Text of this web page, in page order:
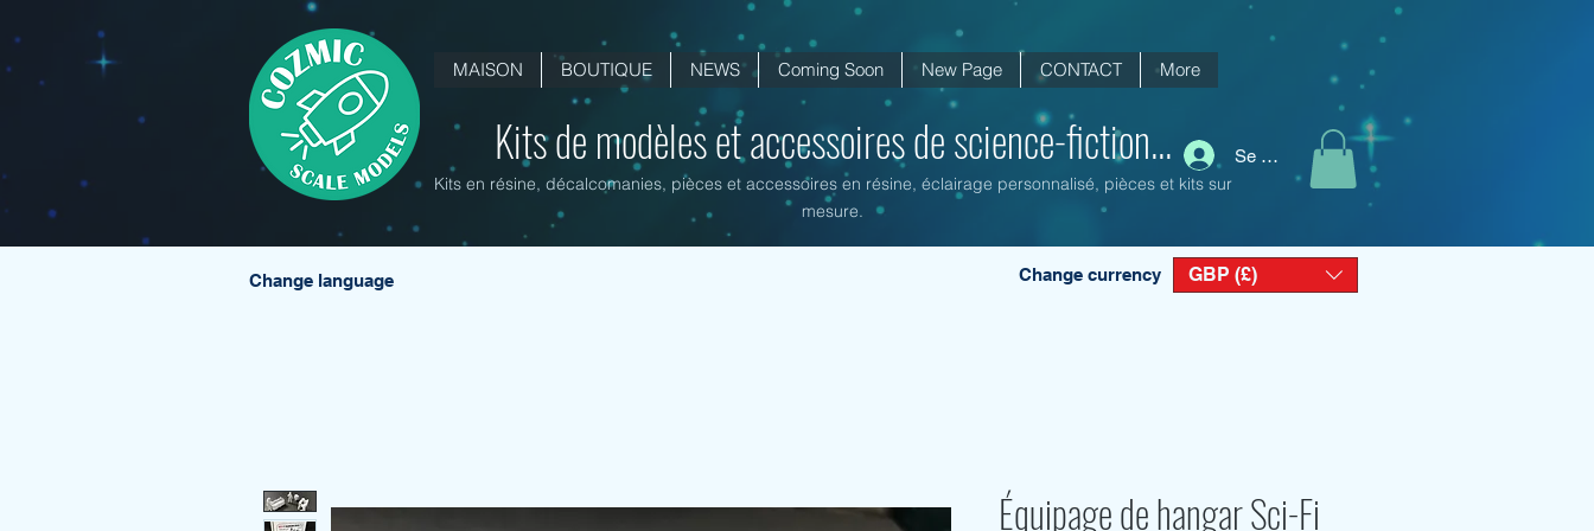
MAISON BOUTIQUE NEWS Coming Soon New Page CONTACT More
Se connecter
Kits de modèles et accessoires de science-fiction...
Kits en résine, décalcomanies, pièces et accessoires en résine, éclairage personnalisé, pièces et kits sur
mesure.
Change language Change currency GBP (£)
Équipage de hangar Sci-Fi